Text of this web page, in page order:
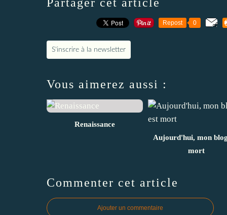
Repost 0
S'inscrire à la newsletter
Vous aimerez aussi :
Renaissance
Aujourd'hui, mon
mort
Commenter cet article
Ajouter un commentaire